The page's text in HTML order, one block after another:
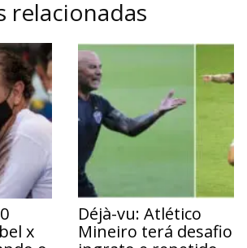
relacionadas
x
Déjà-vu: Atlético
Mineiro terá desafio